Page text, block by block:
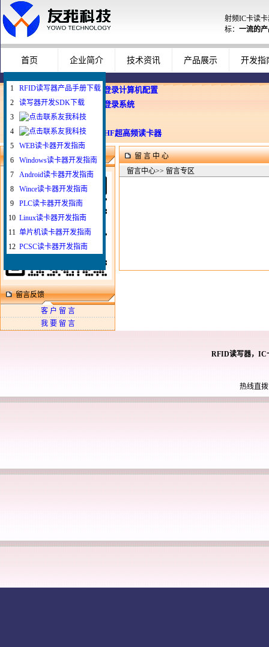
射频IC卡读
标： 一流的
首页 企业简介 技术资讯 产品展示 开发指
企业使用员工卡登录计算机配置
Windows智能卡登录系统
WEB与发卡器
WEB浏览器与UHF超高频读卡器
微信扫一扫联系我
留言反馈
客 户 留 言
我 要 留 言
留 言 中 心
留言中心>> 留言专区
RFID读写器，IC
热线直拨
1
RFID读写器产品手册下载
2
读写器开发SDK下载
3
4
5
WEB读卡器开发指南
6
Windows读卡器开发指南
7
Android读卡器开发指南
8
Wince读卡器开发指南
9
PLC读卡器开发指南
10 Linux读卡器开发指南
11 单片机读卡器开发指南
12 PCSC读卡器开发指南